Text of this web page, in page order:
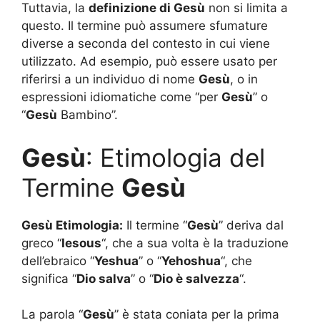
Tuttavia, la definizione di Gesù non si limita a
questo. Il termine può assumere sfumature
diverse a seconda del contesto in cui viene
utilizzato. Ad esempio, può essere usato per
riferirsi a un individuo di nome Gesù, o in
espressioni idiomatiche come “per Gesù” o
“Gesù Bambino”.
Gesù: Etimologia del
Termine Gesù
Gesù Etimologia: Il termine “Gesù” deriva dal
greco “Iesous“, che a sua volta è la traduzione
dell’ebraico “Yeshua” o “Yehoshua“, che
significa “Dio salva” o “Dio è salvezza“.
La parola “Gesù” è stata coniata per la prima